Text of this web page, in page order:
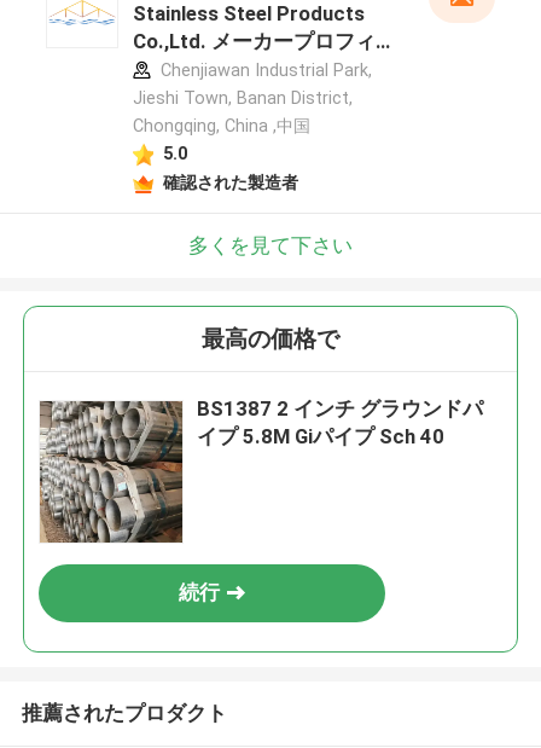
Stainless Steel Products
Co.,Ltd. メーカープロフィー
ル Chenjiawan Industrial Park,
Jieshi Town, Banan District,
Chongqing, China ,中国
5.0
確認された製造者
多くを見て下さい
最高の価格で
BS1387 2 インチ グラウンドパ
イプ 5.8M Giパイプ Sch 40
続行
推薦されたプロダクト